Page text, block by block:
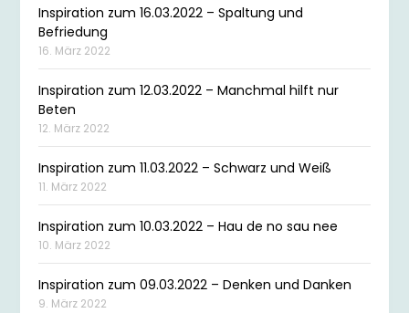
Inspiration zum 16.03.2022 – Spaltung und
Befriedung
16. März 2022
Inspiration zum 12.03.2022 – Manchmal hilft nur
Beten
12. März 2022
Inspiration zum 11.03.2022 – Schwarz und Weiß
11. März 2022
Inspiration zum 10.03.2022 – Hau de no sau nee
10. März 2022
Inspiration zum 09.03.2022 – Denken und Danken
9. März 2022